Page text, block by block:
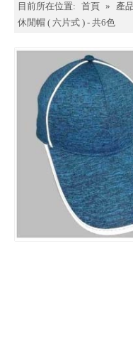
目前所在位置: 首頁 » 產
休閒帽 ( 六片式 ) - 共6色